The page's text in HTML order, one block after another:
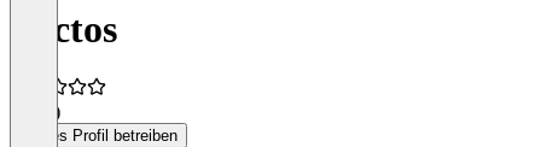
Pactos
(1)
Dieses Profil betreiben